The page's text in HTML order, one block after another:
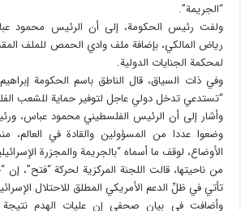
“الجريمة”.
ولفت رئيس الحكومة، إلى أن الرئيس محمود
رياض المالكي، بإضافة ملف وادي الحمص للملف
لمحكمة الجنايات الدولية.
وفي ذات السياق، قال الناطق باسم الحكومة
“تستدعي تدخل دولي عاجل لتوفير حماية للشعب
وأشار إلى أن الرئيس الفلسطيني محمود عباس،
وضعوا عددا من المسؤولين والقادة في العالم،
الأوضاع، لوقف ما أسماه “بالجريمة والمجزرة
من ناحيتها، قالت اللجنة المركزية لحركة “فتح”،
تأتي في ظلِّ الدعم الأمريكي المطلق للاحتلال
وأضافت في بيان صحفي إن عليات الهدم نتيجة